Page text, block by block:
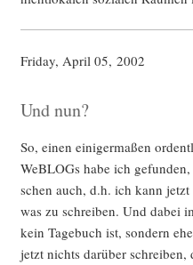
Fri­day, April 05, 2002
Und nun?
So, einen eini­ger­ma­ßen
WeB­LOGs habe ich
schen auch, d.h. ich kann
was zu schrei­ben. Und dabei
kein Tage­buch ist, son­dern
jetzt nichts dar­über schrei­ben,